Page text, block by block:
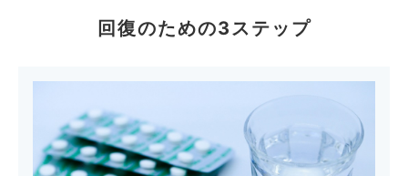
回復のための3ステップ